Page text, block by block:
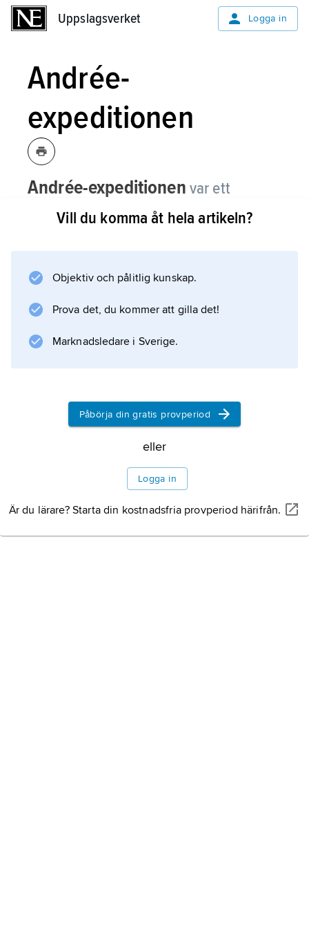
Uppslagsverket Logga in
Andrée-
expeditionen
Andrée-expeditionen var ett
misslyckat svenskt försök att flyga till
Nordpolen i luftballong.
expeditionen dog.
Information om artikeln
Vill du komma åt hela artikeln?
Objektiv och pålitlig kunskap.
Prova det, du kommer att gilla det!
Marknadsledare i Sverige.
Påbörja din gratis provperiod
eller
Logga in
Är du lärare? Starta din kostnadsfria provperiod härifrån.